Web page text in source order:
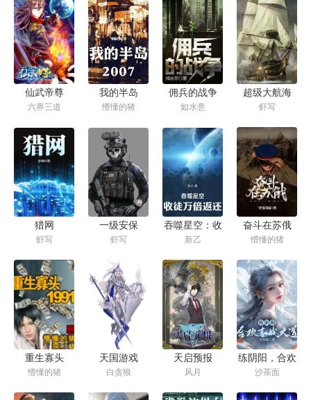
仙武帝尊
六界三道
我的半岛
2007
懵懂的猪
佣兵的战争
如水意
超级大航海
虾写
猎网
虾写
一级安保
虾写
吞噬星空：收
徒万倍返还
新乙
奋斗在苏俄
懵懂的猪
重生寡头
1991
懵懂的猪
天国游戏
白贪狼
天启预报
风月
练阴阳，合欢
喜，成大道
（开局移植妖
沙茶面